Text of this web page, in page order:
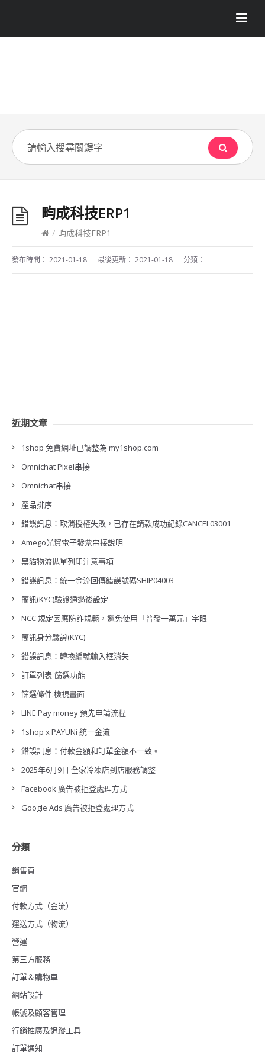
畇成科技ERP1
/ 畇成科技ERP1
發布時間： 2021-01-18 最後更新： 2021-01-18 分類：
近期文章
1shop 免費網址已調整為 my1shop.com
Omnichat Pixel串接
Omnichat串接
產品排序
錯誤訊息：取消授權失敗，已存在請款成功紀錄CANCEL03001
Amego光貿電子發票串接說明
黑貓物流拋單列印注意事項
錯誤訊息：統一金流回傳錯誤號碼SHIP04003
簡訊(KYC)驗證通過後設定
NCC 規定因應防詐規範，避免使用「普發一萬元」字眼
簡訊身分驗證(KYC)
錯誤訊息：轉換編號輸入框消失
訂單列表-篩選功能
篩選條件:檢視畫面
LINE Pay money 預先申請流程
1shop x PAYUNi 統一金流
錯誤訊息：付款金額和訂單金額不一致。
2025年6月9日 全家冷凍店到店服務調整
Facebook 廣告被拒登處理方式
Google Ads 廣告被拒登處理方式
分類
銷售頁
官網
付款方式（金流）
運送方式（物流）
營運
第三方服務
訂單＆購物車
網站設計
帳號及顧客管理
行銷推廣及追蹤工具
訂單通知